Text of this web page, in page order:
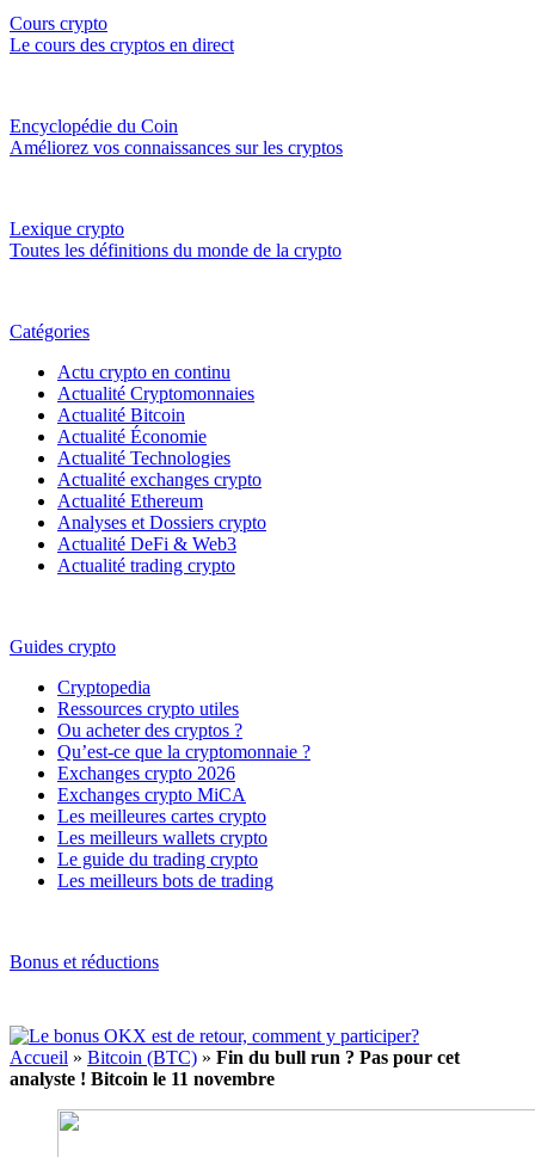
Cours crypto
Le cours des cryptos en direct
Encyclopédie du Coin
Améliorez vos connaissances sur les cryptos
Lexique crypto
Toutes les définitions du monde de la crypto
Catégories
Actu crypto en continu
Actualité Cryptomonnaies
Actualité Bitcoin
Actualité Économie
Actualité Technologies
Actualité exchanges crypto
Actualité Ethereum
Analyses et Dossiers crypto
Actualité DeFi & Web3
Actualité trading crypto
Guides crypto
Cryptopedia
Ressources crypto utiles
Ou acheter des cryptos ?
Qu’est-ce que la cryptomonnaie ?
Exchanges crypto 2026
Exchanges crypto MiCA
Les meilleures cartes crypto
Les meilleurs wallets crypto
Le guide du trading crypto
Les meilleurs bots de trading
Bonus et réductions
Accueil » Bitcoin (BTC) » Fin du bull run ? Pas pour cet
analyste ! Bitcoin le 11 novembre